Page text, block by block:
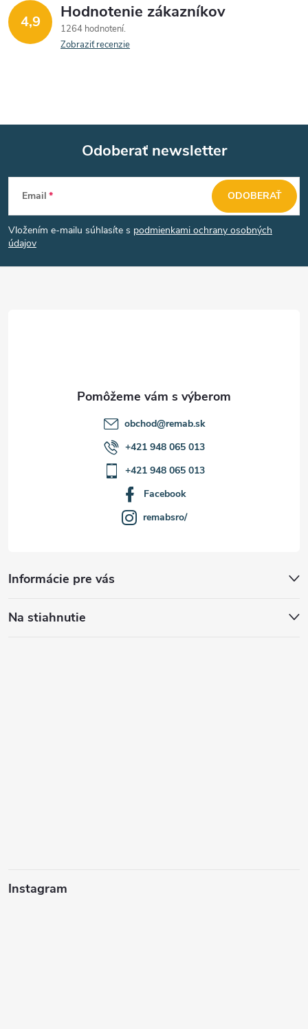
4,9 Hodnotenie zákazníkov
1264 hodnotení
Zobraziť recenzie
Z
á
p
Odoberať newsletter
Email
Vložením e-mailu súhlasíte s podmienkami ochrany osobných
údajov
ODOBERAŤ
Informácie pre vás
Na stiahnutie
Instagram
obchod@remab.sk
+421 948 065 013
+421 948 065 013
Facebook
remabsro/